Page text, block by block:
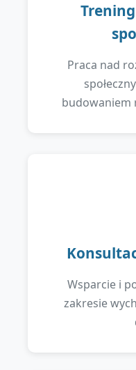
Praca nad
budowaniem
Wsparcie i
zakresie